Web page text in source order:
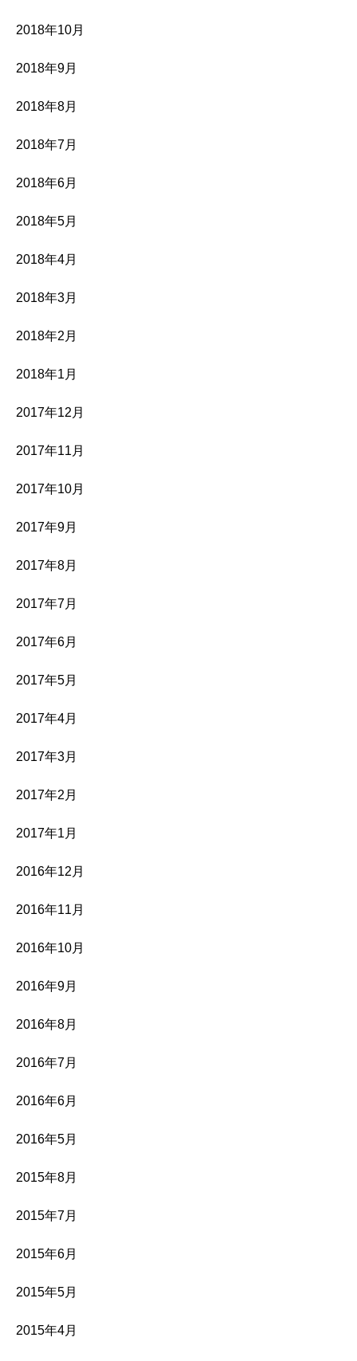
2018年10月
2018年9月
2018年8月
2018年7月
2018年6月
2018年5月
2018年4月
2018年3月
2018年2月
2018年1月
2017年12月
2017年11月
2017年10月
2017年9月
2017年8月
2017年7月
2017年6月
2017年5月
2017年4月
2017年3月
2017年2月
2017年1月
2016年12月
2016年11月
2016年10月
2016年9月
2016年8月
2016年7月
2016年6月
2016年5月
2015年8月
2015年7月
2015年6月
2015年5月
2015年4月